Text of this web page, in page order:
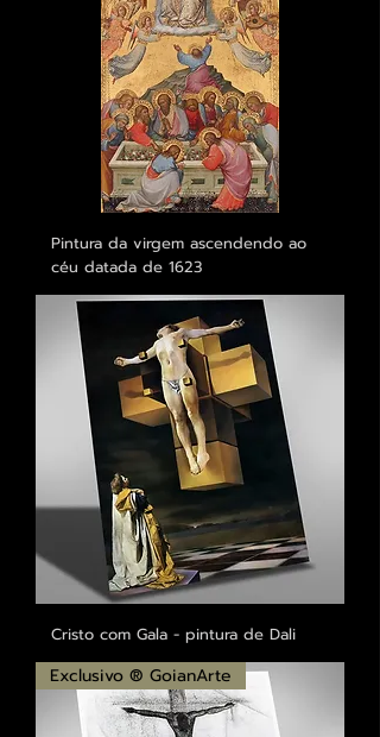
Pintura da virgem ascendendo ao
céu datada de 1623
Cristo com Gala - pintura de Dali
Exclusivo ® GoianArte